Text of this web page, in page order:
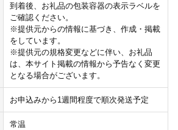
到着後、お礼品の包装容器の表示ラベルを
ご確認ください。
※提供元からの情報に基づき、作成・掲載
をしています。
※提供元の規格変更などに伴い、お礼品
は、本サイト掲載の情報から予告なく変更
となる場合がございます。
お申込みから1週間程度で順次発送予定
常温